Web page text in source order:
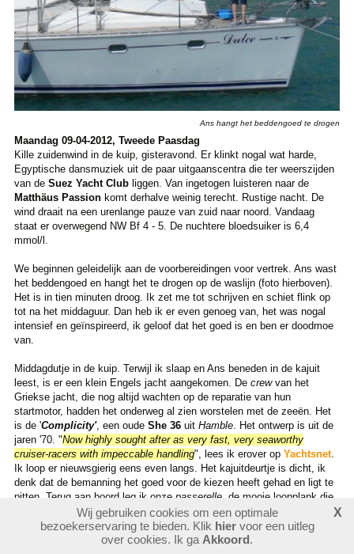
Ans hangt het beddengoed te drogen
Maandag 09-04-2012, Tweede Paasdag
Kille zuidenwind in de kuip, gisteravond. Er klinkt nogal wat harde,
Egyptische dansmuziek uit de paar uitgaanscentra die ter weerszijden
van de Suez Yacht Clubliggen. Van ingetogen luisteren naar de
Matthäus Passionkomt derhalve weinig terecht. Rustige nacht. De
wind draait na een urenlange pauze van zuid naar noord. Vandaag
staat er overwegend NW Bf 4 - 5. De nuchtere bloedsuiker is 6,4
mmol/l.
We beginnen geleidelijk aan de voorbereidingen voor vertrek. Ans wast
het beddengoed en hangt het te drogen op de waslijn (foto hierboven).
Het is in tien minuten droog. Ik zet me tot schrijven en schiet flink op
tot na het middaguur. Dan heb ik er even genoeg van, het was nogal
intensief en geïnspireerd, ik geloof dat het goed is en ben er doodmoe
van.
Middagdutje in de kuip. Terwijl ik slaap en Ans beneden in de kajuit
leest, is er een klein Engels jacht aangekomen. De crewvan het
Griekse jacht, die nog altijd wachten op de reparatie van hun
startmotor, hadden het onderweg al zien worstelen met de zeeën. Het
is de 'Complicity', een oude She 36uit Hamble. Het ontwerp is uit de
jaren '70. "Now highly sought after as very fast, very seaworthy
cruiser-racers with impeccable handling", lees ik erover op Yachtsnet.
Ik loop er nieuwsgierig eens even langs. Het kajuitdeurtje is dicht, ik
denk dat de bemanning het goed voor de kiezen heeft gehad en ligt te
pitten. Terug aan boord leg ik onze passerelle, de mooie loopplank die
tegen de hekstoel zit vastgebonden, vast met een kabelslot. Je
weet maar nooit. Ikcheckhet Raymarine-systeemmaar weer een
keer: alles werkt. Ans vindt op de kuipvloer het kleine schroefbusje,
Wij gebruiken cookies om een optimale
bezoekerservaring te bieden. Klik hiervoor een uitleg
over cookies. Ik ga Akkoord.
X